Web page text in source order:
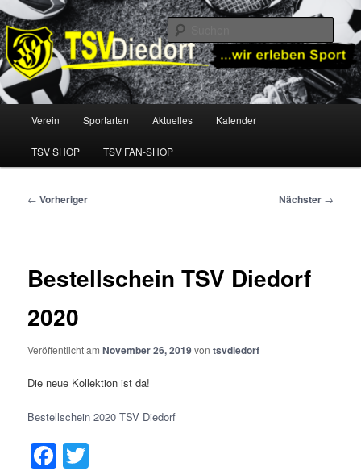
Zum
primären
Inhalt
springenTSV Diedorf
TSV Diedorf e.V.
Verein Sportarten Aktuelles Kalender
TSV SHOP TSV FAN-SHOP
Beitragsnavigation
← Vorheriger Nächster →
Bestellschein TSV Diedorf
2020
Veröffentlicht amNovember 26, 2019vontsvdiedorf
Die neue Kollektion ist da!
Bestellschein 2020 TSV Diedorf
Facebook